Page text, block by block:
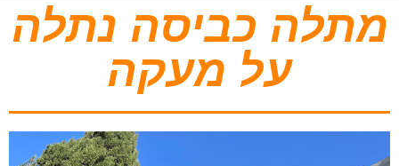
מתלה כביסה נתלה
על מעקה